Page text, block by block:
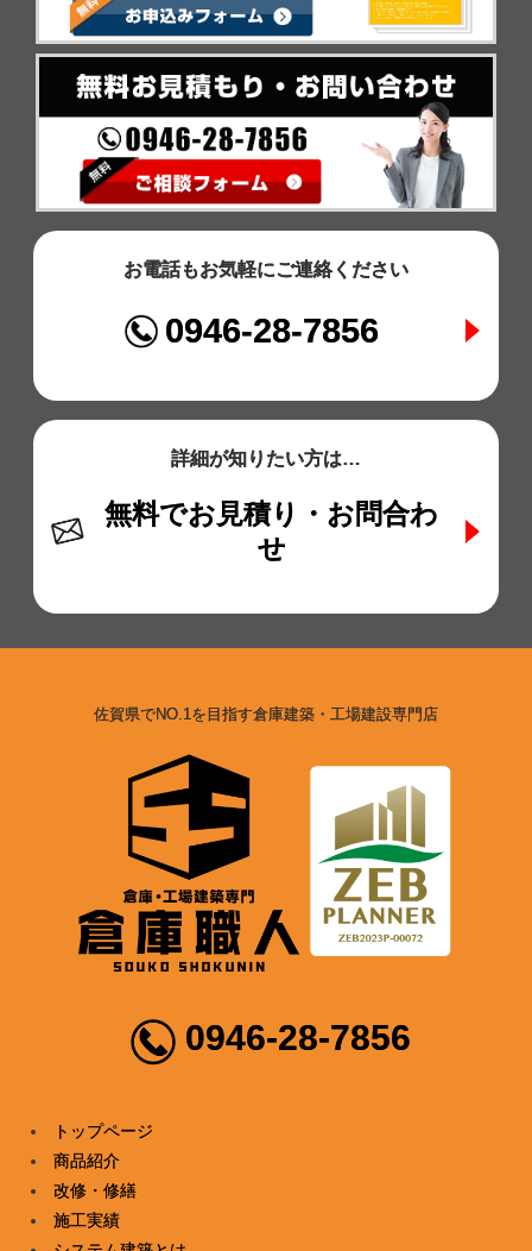
お電話もお気軽にご連絡ください
0946-28-7856
詳細が知りたい方は…
無料でお見積り・お問合わ
せ
佐賀県でNO.1を目指す倉庫建築・工場建設専門店
0946-28-7856
トップページ
商品紹介
改修・修繕
施工実績